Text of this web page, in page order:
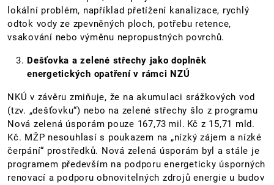
lokální problém, například přetížení kanalizace, rychlý
odtok vody ze zpevněných ploch, potřebu retence,
vsakování nebo výměnu nepropustných povrchů.
Dešťovka a zelené střechy jako doplněk
energetických opatření v rámci NZÚ
NKÚ v závěru zmiňuje, že na akumulaci srážkových vod
(tzv. „dešťovku“) nebo na zelené střechy šlo z programu
Nová zelená úsporám pouze 167,73 mil. Kč z 15,71 mld.
Kč. MŽP nesouhlasí s poukazem na „nízký zájem a nízké
čerpání“ prostředků. Nová zelená úsporám byl a stále je
programem především na podporu energeticky úsporných
renovací a podporu obnovitelných zdrojů energie u budov